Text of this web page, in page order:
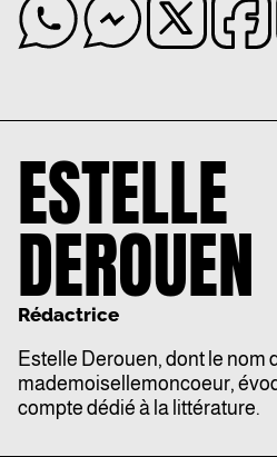
ESTELLE
DEROUEN
Rédactrice
Estelle Derouen, dont le nom
mademoisellemoncoeur,
compte dédié à la littérature.